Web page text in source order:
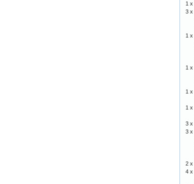
1 x
3 x
1 x
1 x
1 x
1 x
3 x
3 x
2 x
4 x